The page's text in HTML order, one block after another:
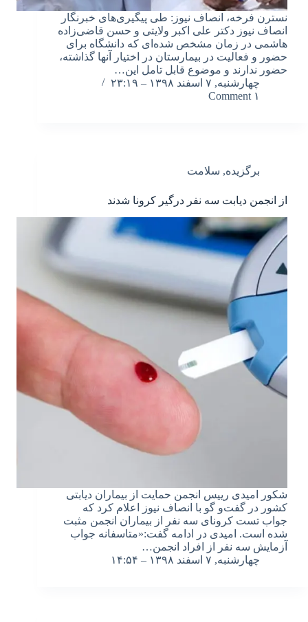
نسترن فرخه، انصاف نیوز: طی پیگیری‌های خبرنگار
انصاف نیوز دکتر علی اکبر ولایتی و حسن قاضی‌زاده
هاشمی در زمان مشخص شده‌ای که دانشگاه برای
حضور و فعالیت در بیمارستان در اختیار آنها گذاشته،
حضور ندارند و موضوع قابل تامل این…
چهارشنبه, ۷ اسفند ۱۳۹۸ – ۲۳:۱۹
۱ Comment
برگزیده, سلامت
از انجمن دیابت سه نفر درگیر کرونا شدند
شکور امیدی رییس انجمن حمایت از بیماران دیابتی
کشور در گفت‌و گو با انصاف نیوز اعلام کرد که
جواب تست کرونای سه نفر از بیماران انجمن مثبت
شده است. امیدی در ادامه گفت:«متاسفانه جواب
آزمایش سه نفر از افراد انجمن…
چهارشنبه, ۷ اسفند ۱۳۹۸ – ۱۴:۵۴